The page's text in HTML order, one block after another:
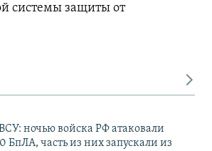
системы защиты от
ночью войска РФ атаковали
БпЛА, часть из них запускали из